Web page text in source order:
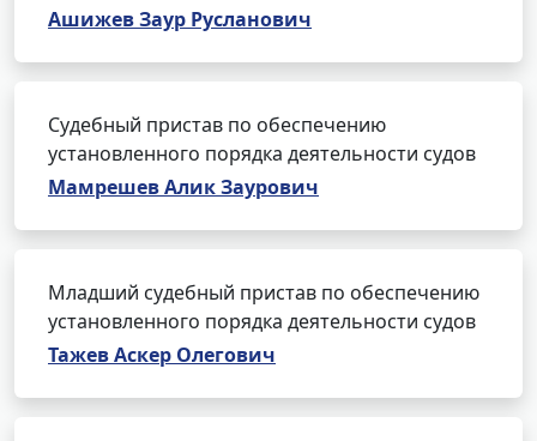
Ашижев Заур Русланович
Судебный пристав по обеспечению
установленного порядка деятельности судов
Мамрешев Алик Заурович
Младший судебный пристав по обеспечению
установленного порядка деятельности судов
Тажев Аскер Олегович